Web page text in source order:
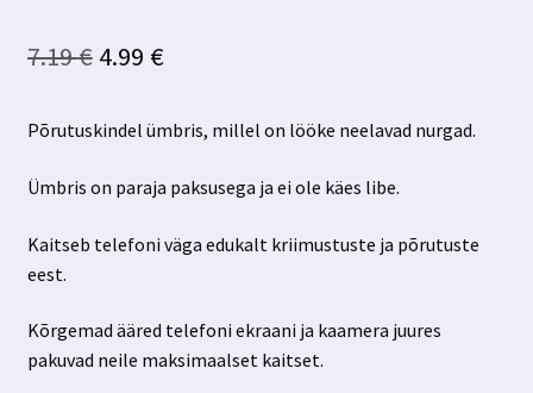
7.19€ Algne
oli:
7.19 €.
4.99 €Praegune
on:
4.99 €.
Põrutuskindel ümbris, millel on lööke neelavad nurgad.
Ümbris on paraja paksusega ja ei ole käes libe.
Kaitseb telefoni väga edukalt kriimustuste ja põrutuste
eest.
Kõrgemad ääred telefoni ekraani ja kaamera juures
pakuvad neile maksimaalset kaitset.